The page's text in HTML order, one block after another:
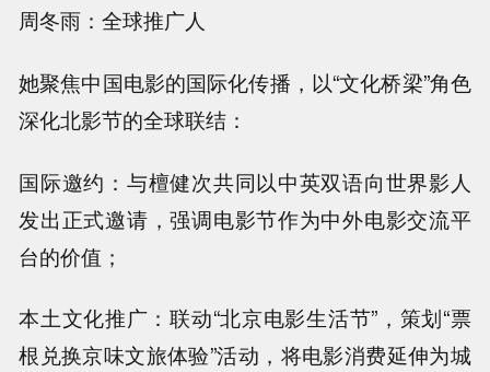
周冬雨：全球推广人
她聚焦中国电影的国际化传播，以“文化桥梁”角色
深化北影节的全球联结：
国际邀约：与檀健次共同以中英双语向世界影人
发出正式邀请，强调电影节作为中外电影交流平
台的价值；
本土文化推广：联动“北京电影生活节”，策划“票
根兑换京味文旅体验”活动，将电影消费延伸为城